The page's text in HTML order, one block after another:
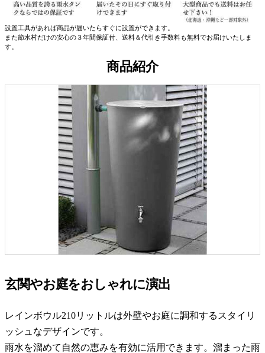
設置工具があれば商品が届いたらすぐに設置ができます。
また節水村だけの安心の３年間保証付、送料＆代引き手数料も無料でお届けいたしま
す。
商品紹介
玄関やお庭をおしゃれに演出
レインボウル210リットルは外壁やお庭に調和するスタイリ
ッシュなデザインです。
雨水を溜めて自然の恵みを有効に活用できます。溜まった雨